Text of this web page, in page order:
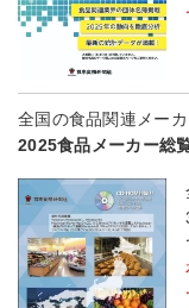
全国の食品関連メー
2025食品メーカー総